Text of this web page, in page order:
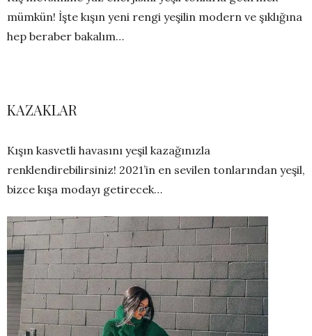
mümkün! İşte kışın yeni rengi yeşilin modern ve şıklığına
hep beraber bakalım…
KAZAKLAR
Kışın kasvetli havasını yeşil kazağınızla
renklendirebilirsiniz! 2021’in en sevilen tonlarından yeşil,
bizce kışa modayı getirecek…